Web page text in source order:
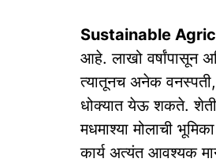
Sustainable
आहे. लाखो वर्षांपासून
त्यातूनच अनेक
धोक्यात येऊ शकते. शेती
मधमाश्‍या मोलाची
कार्य अत्यंत आवश्यक